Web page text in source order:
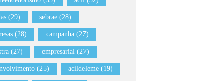
(29) sebrae (28)
(28) campanha (27)
(27) empresarial (27)
(25) acildeleme (19)